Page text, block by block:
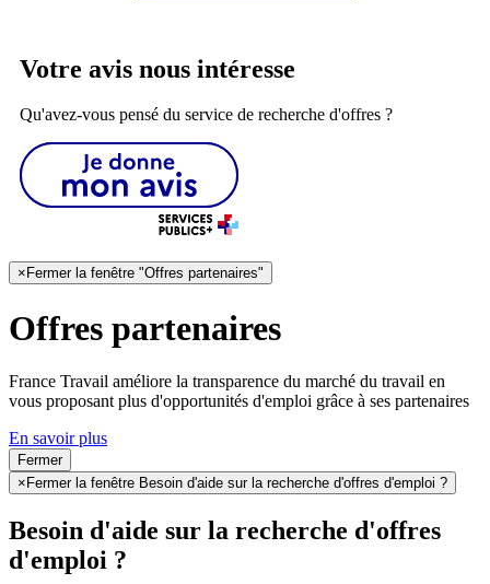
Votre avis nous intéresse
Qu'avez-vous pensé du service de recherche d'offres ?
× Fermer la fenêtre "Offres partenaires"
Offres partenaires
France Travail améliore la transparence du marché du travail en
vous proposant plus d'opportunités d'emploi grâce à ses partenaires
En savoir plus
Fermer
× Fermer la fenêtre Besoin d'aide sur la recherche d'offres d'emploi ?
Besoin d'aide sur la recherche d'offres
d'emploi ?